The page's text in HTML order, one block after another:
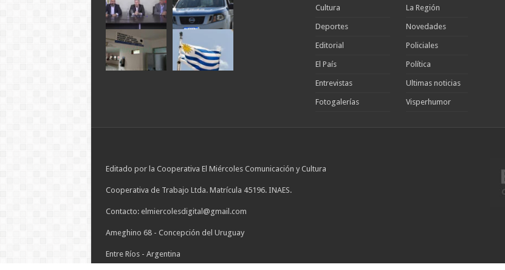
Cultura
Deportes
Editorial
El País
Entrevistas
Fotogalerías
La Región
Novedades
Policiales
Política
Ultimas noticias
Visperhumor
Editado por la Cooperativa El Miércoles Comunicación y Cultura
Cooperativa de Trabajo Ltda. Matrícula 45196. INAES.
Contacto: elmiercolesdigital@gmail.com
Ameghino 68 - Concepción del Uruguay
Entre Ríos - Argentina